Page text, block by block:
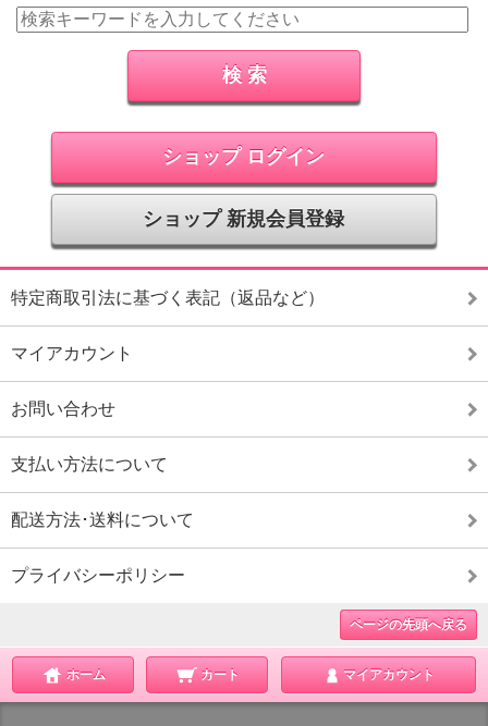
ショップ ログイン
ショップ 新規会員登録
特定商取引法に基づく表記（返品など）
マイアカウント
お問い合わせ
支払い方法について
配送方法･送料について
プライバシーポリシー
ページの先頭へ戻る
ホーム カート マイアカウント